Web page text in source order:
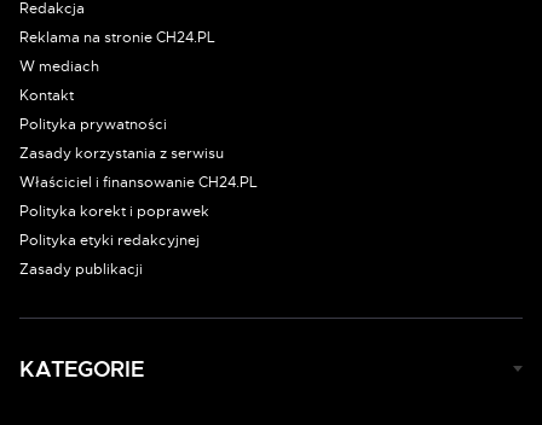
Redakcja
Reklama na stronie CH24.PL
W mediach
Kontakt
Polityka prywatności
Zasady korzystania z serwisu
Właściciel i finansowanie CH24.PL
Polityka korekt i poprawek
Polityka etyki redakcyjnej
Zasady publikacji
KATEGORIE